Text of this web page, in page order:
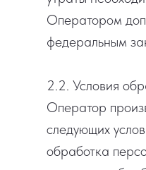
Оператором
федеральным
2.2. Условия
Оператор
следующих
обработка